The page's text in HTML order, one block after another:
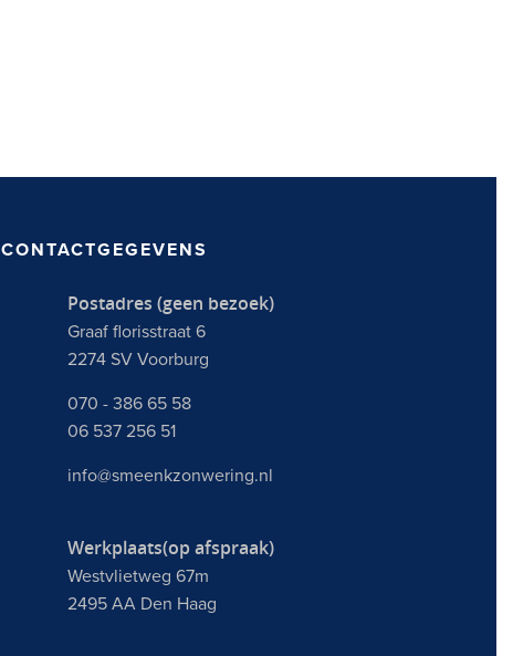
CONTACTGEGEVENS
Postadres (geen bezoek)
Graaf florisstraat 6
2274 SV Voorburg
070 - 386 65 58
06 537 256 51
info@smeenkzonwering.nl
Werkplaats(op afspraak)
Westvlietweg 67m
2495 AA Den Haag